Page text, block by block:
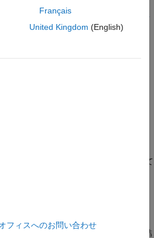
ックのコードの置換に Simulink
Finder
ただし、Test Sequence エディターで
す。
ディターの
を参照して
クの verify
ステートメントについ
の結
Français
United Kingdom (English)
フィスへのお問い合わせ